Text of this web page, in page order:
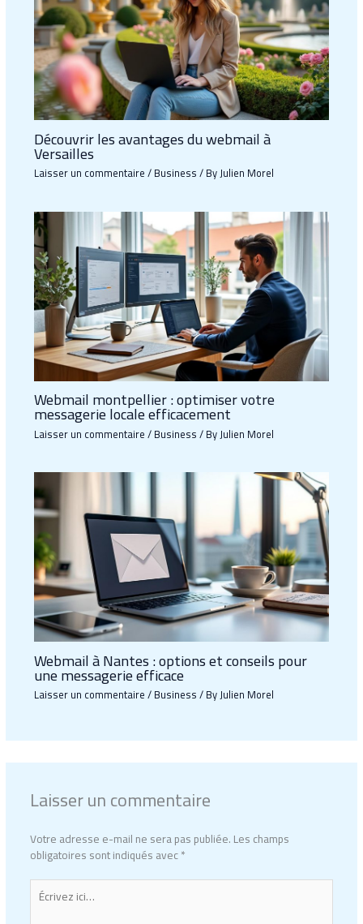
Découvrir les avantages du webmail à
Versailles
Laisser un commentaire/Business/ ByJulien Morel
Webmail montpellier : optimiser votre
messagerie locale efficacement
Laisser un commentaire/Business/ ByJulien Morel
Webmail à Nantes : options et conseils pour
une messagerie efficace
Laisser un commentaire/Business/ ByJulien Morel
Laisser un commentaire
Votre adresse e-mail ne sera pas publiée.Les champs
obligatoires sont indiqués avec*
Écrivez
ici…